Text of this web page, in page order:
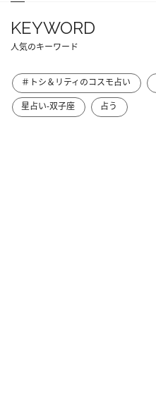
KEYWORD
人気のキーワード
＃トシ＆リティのコスモ占い
星占い-双子座
占う